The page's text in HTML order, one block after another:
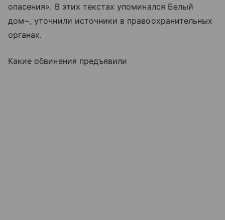
опасения». В этих текстах упоминался Белый
дом~, уточнили источники в правоохранительных
органах.
Какие обвинения предъявили